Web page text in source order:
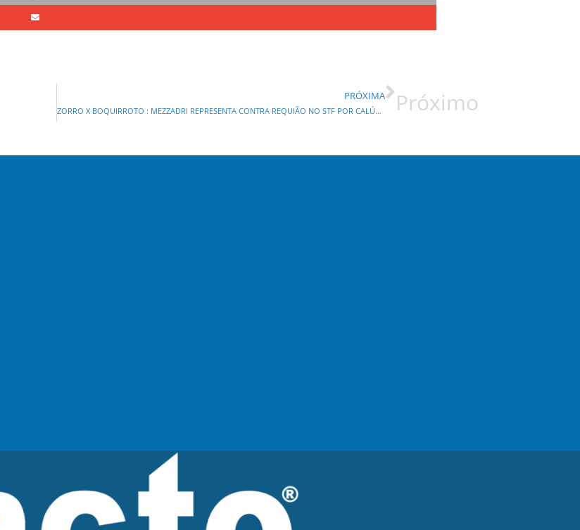
PRÓXIMA
ZORRO X BOQUIRROTO : MEZZADRI REPRESENTA CONTRA REQUIÃO NO STF POR CALÚNIA Próximo